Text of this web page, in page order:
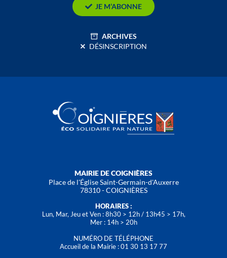
JE M’ABONNE
ARCHIVES
DÉSINSCRIPTION
MAIRIE DE COIGNIÈRES
Place de l'Église Saint-Germain-d'Auxerre
78310 - COIGNIÈRES
HORAIRES :
Lun, Mar, Jeu et Ven : 8h30 > 12h / 13h45 > 17h,
Mer : 14h > 20h
NUMÉRO DE TÉLÉPHONE
Accueil de la Mairie : 01 30 13 17 77